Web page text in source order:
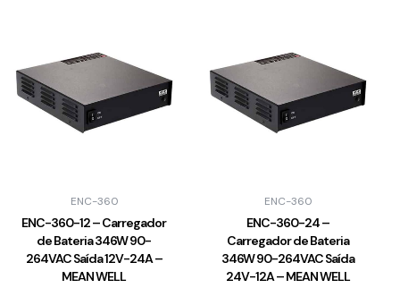
ENC-360
ENC-360-12 – Carregador
de Bateria 346W 90-
264VAC Saída 12V-24A –
MEAN WELL
ENC-360
ENC-360-24 –
Carregador de Bateria
346W 90-264VAC Saída
24V-12A – MEAN WELL